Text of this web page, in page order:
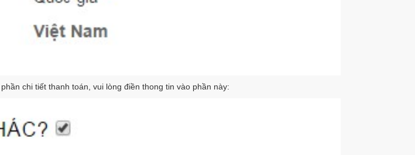
chi tiết thanh toán, vui lòng điền thong tin vào phần này: